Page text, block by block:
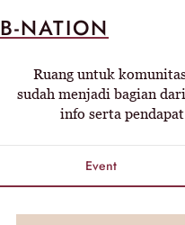
B-NATION
Ruang untuk
sudah menjadi bagian
info serta
Event